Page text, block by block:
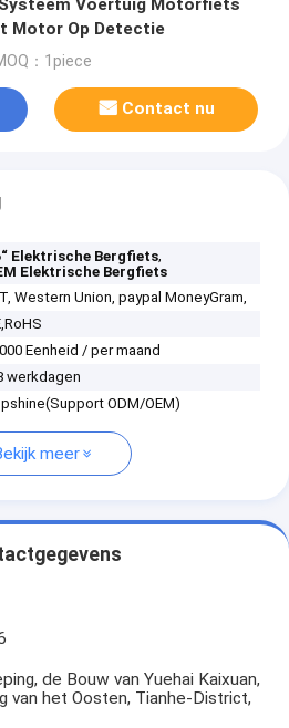
Voertuig Motorfiets
Motor Op Detectie
：1piece
Contact nu
Elektrische Bergfiets,
Elektrische Bergfiets
Western Union, paypal MoneyGram,
Eenheid / per maand
werkdagen
ODM/OEM)
meer
de Bouw van Yuehai Kaixuan,
van het Oosten, Tianhe-District,